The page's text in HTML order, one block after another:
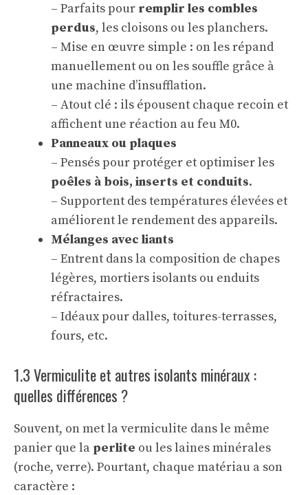
– Parfaits pour remplir les combles
perdus, les cloisons ou les planchers.
– Mise en œuvre simple : on les répand
manuellement ou on les souffle grâce à
une machine d’insufflation.
– Atout clé : ils épousent chaque recoin et
affichent une réaction au feu M0.
Panneaux ou plaques
– Pensés pour protéger et optimiser les
poêles à bois, inserts et conduits.
– Supportent des températures élevées et
améliorent le rendement des appareils.
Mélanges avec liants
– Entrent dans la composition de chapes
légères, mortiers isolants ou enduits
réfractaires.
– Idéaux pour dalles, toitures-terrasses,
fours, etc.
1.3 Vermiculite et autres isolants minéraux :
quelles différences ?
Souvent, on met la vermiculite dans le même
panier que la perlite ou les laines minérales
(roche, verre). Pourtant, chaque matériau a son
caractère :